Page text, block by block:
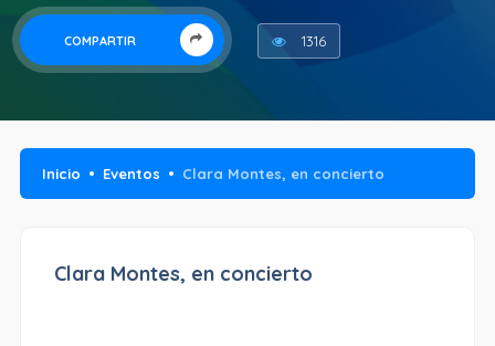
COMPARTIR 1316
Inicio Eventos Clara Montes, en concierto
Clara Montes, en concierto